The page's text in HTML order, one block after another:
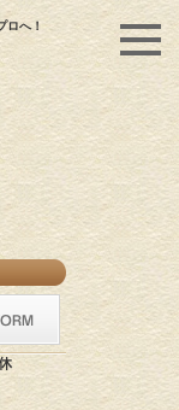
ロへ！